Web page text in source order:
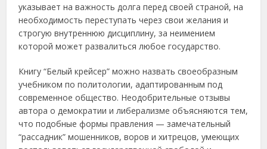
указывает на важность долга перед своей страной, на
необходимость переступать через свои желания и
строгую внутреннюю дисциплину, за неимением
которой может развалиться любое государство.
Книгу “Белый крейсер” можно назвать своеобразным
учебником по политологии, адаптированным под
современное общество. Неодобрительные отзывы
автора о демократии и либерализме объясняются тем,
что подобные формы правления — замечательный
“рассадник” мошенников, воров и хитрецов, умеющих